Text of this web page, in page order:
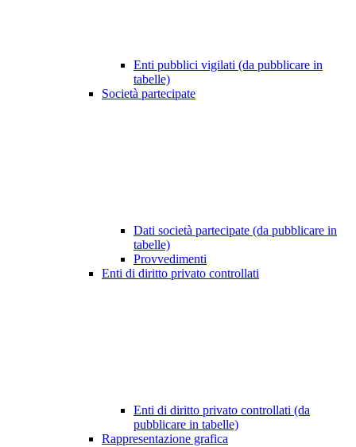
Enti pubblici vigilati (da pubblicare in
tabelle)
Società partecipate
Dati società partecipate (da pubblicare in
tabelle)
Provvedimenti
Enti di diritto privato controllati
Enti di diritto privato controllati (da
pubblicare in tabelle)
Rappresentazione grafica